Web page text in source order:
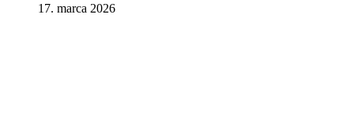
17. marca 2026